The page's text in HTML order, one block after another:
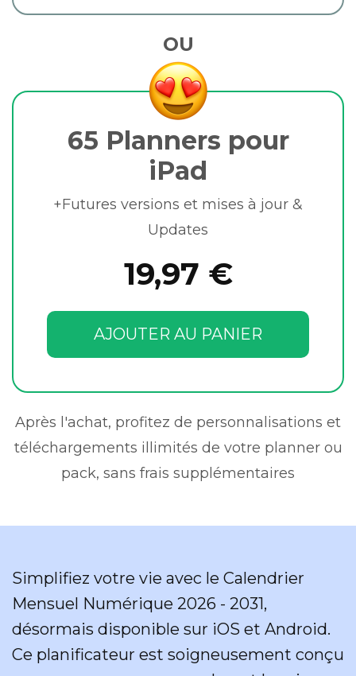
OU
65 Planners pour
iPad
+Futures versions et mises à jour &
Updates
19,97 €
AJOUTER AU PANIER
Après l'achat, profitez de personnalisations et
téléchargements illimités de votre planner ou
pack, sans frais supplémentaires
Simplifiez votre vie avec le Calendrier
Mensuel Numérique 2026 - 2031,
désormais disponible sur iOS et Android.
Ce planificateur est soigneusement conçu